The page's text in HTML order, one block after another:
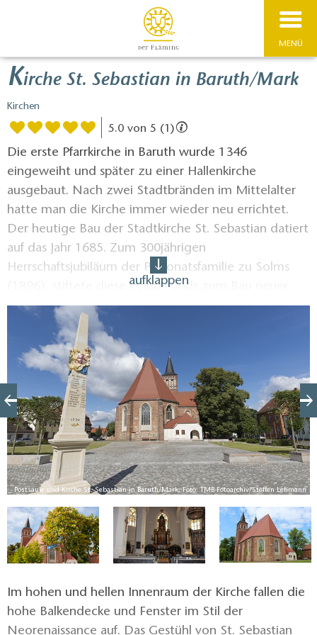
MENÜ
Kirche St. Sebastian in Baruth/Mark
Kirchen
5.0 von 5 (1)
Die erste Pfarrkirche in Baruth wurde 1346
eingeweiht und später zu einer Hallenkirche
ausgebaut. Nach zwei Stadtbränden im Mittelalter
hatte man die Kirche immer wieder neu errichtet.
Der heutige Bau der Stadtkirche St. Sebastian datiert
auf das Jahr 1685. Zum 300jährigen
Herrschaftsjubiläum der Patronatsfamilie zu Solms
(1896), stiftete diese einen Fonds zum Bau neuer
Türme und zur Erneuerung der Kirchenfenster. Die
Bauarbeiten an den Doppeltürmen waren 1909
abgeschlossen. Sie sind der Feld- und
Backsteinarchitektur des Kirchenschiffes angepasst.
aufklappen
Postsäule und Kirche St. Sebastian in Baruth/Mark, Foto: TMB-Fotoarchiv/Steffen Lehmann
Im hohen und hellen Innenraum der Kirche fallen die
hohe Balkendecke und Fenster im Stil der
Neorenaissance auf. Das Gestühl von St. Sebastian